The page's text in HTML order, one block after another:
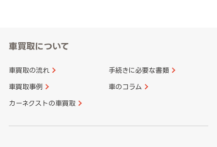
車買取について
車買取の流れ 手続きに必要な書類
車買取事例 車のコラム
カーネクストの車買取